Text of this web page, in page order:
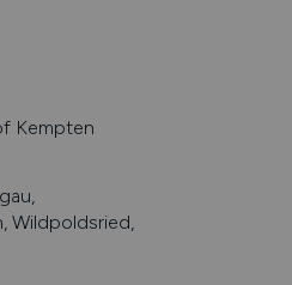
Kempten
Wildpoldsried,